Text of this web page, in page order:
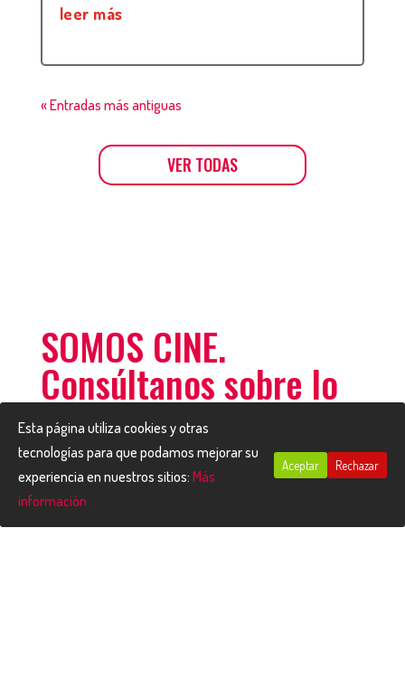
leer más
« Entradas más antiguas
VER TODAS
SOMOS CINE.
Consúltanos sobre lo
que necesites
mediante teléfono o
email y te
atenderemos
Esta página utiliza cookies y otras
tecnologías para que podamos mejorar su
experiencia en nuestros sitios: Más
información.
Aceptar Rechazar